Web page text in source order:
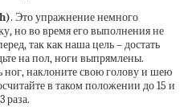
. Это упражнение немного
но во время его выполнения не
так как наша цель – достать
на пол, ноги выпрямлены.
ног, наклоните свою голову и шею
в таком положении до 15 и
раза.